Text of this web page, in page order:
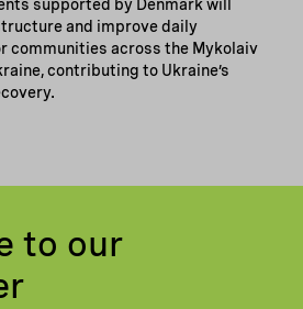
supported by Denmark will
and improve daily
communities across the Mykolaiv
contributing to Ukraine’s
to our